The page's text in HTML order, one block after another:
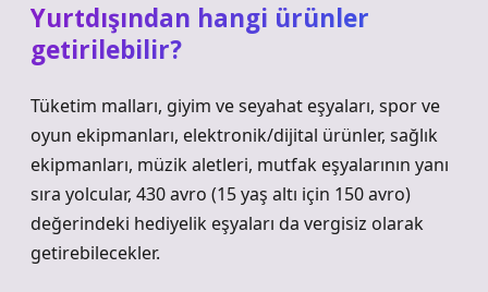
Yurtdışından hangi ürünler
getirilebilir?
Tüketim malları, giyim ve seyahat eşyaları, spor ve
oyun ekipmanları, elektronik/dijital ürünler, sağlık
ekipmanları, müzik aletleri, mutfak eşyalarının yanı
sıra yolcular, 430 avro (15 yaş altı için 150 avro)
değerindeki hediyelik eşyaları da vergisiz olarak
getirebilecekler.